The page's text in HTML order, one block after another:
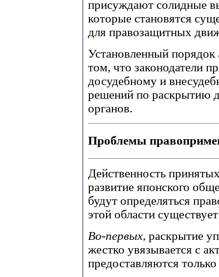
присуждают солидные
которые становятся
для правозащитных
Установленный порядок
том, что законодатели
досудебному и
решений по раскрытию
органов.
Проблемы
Действенность
развитие японского
будут определяться
этой области
Во-первых, раскрытие
жестко увязывается с
предоставляются